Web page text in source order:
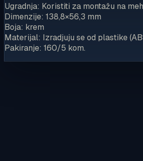
Ugradnja: Koristiti za montažu na
Dimenzije: 138,8×56,3 mm
Boja: krem
Materijal: Izradjuju se od plastike
Pakiranje: 160/5 kom.